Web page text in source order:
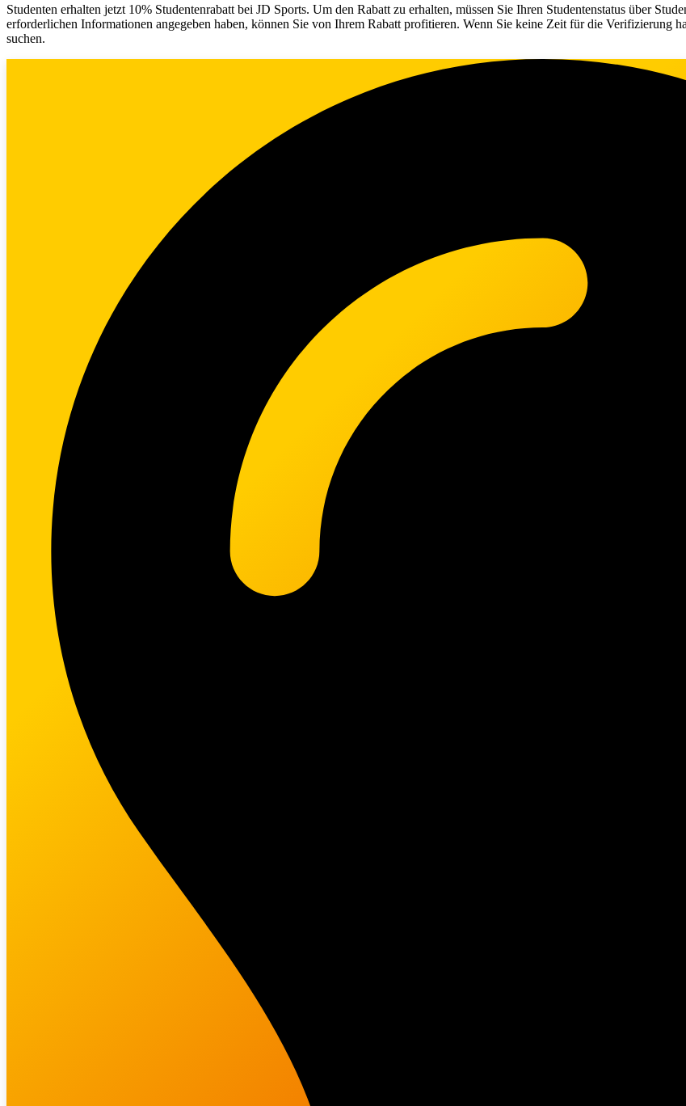
Studenten erhalten jetzt 10% Studentenrabatt bei JD Sports. Um den Rabatt zu erhalten, müssen Sie Ihren Studentenstatus über
erforderlichen Informationen angegeben haben, können Sie von Ihrem Rabatt profitieren. Wenn Sie keine Zeit für die Verifizierung
suchen.